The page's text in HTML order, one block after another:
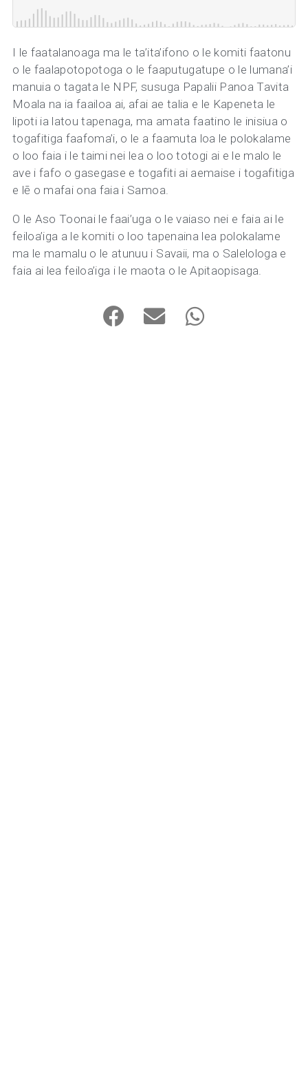
I le faatalanoaga ma le ta’ita’ifono o le komiti faatonu
o le faalapotopotoga o le faaputugatupe o le lumana’i
manuia o tagata le NPF, susuga Papalii Panoa Tavita
Moala na ia faailoa ai, afai ae talia e le Kapeneta le
lipoti ia latou tapenaga, ma amata faatino le inisiua o
togafitiga faafoma’i, o le a faamuta loa le polokalame
o loo faia i le taimi nei lea o loo totogi ai e le malo le
ave i fafo o gasegase e togafiti ai aemaise i togafitiga
e lē o mafai ona faia i Samoa.
O le Aso Toonai le faai’uga o le vaiaso nei e faia ai le
feiloa’iga a le komiti o loo tapenaina lea polokalame
ma le mamalu o le atunuu i Savaii, ma o Salelologa e
faia ai lea feiloa’iga i le maota o le Apitaopisaga.